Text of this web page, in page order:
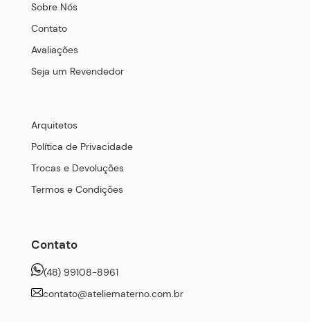
Sobre Nós
Contato
Avaliações
Seja um Revendedor
Arquitetos
Política de Privacidade
Trocas e Devoluções
Termos e Condições
Contato
(48) 99108-8961
contato@ateliematerno.com.br